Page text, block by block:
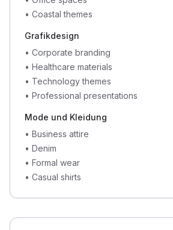
• Coastal themes
Grafikdesign
• Corporate branding
• Healthcare materials
• Technology themes
• Professional presentations
Mode und Kleidung
• Business attire
• Denim
• Formal wear
• Casual shirts